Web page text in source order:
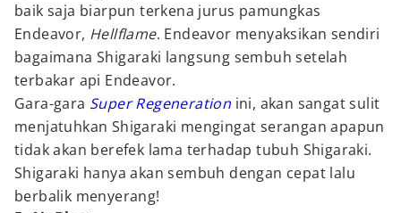
baik saja biarpun terkena jurus pamungkas
Endeavor, Hellflame. Endeavor menyaksikan sendiri
bagaimana Shigaraki langsung sembuh setelah
terbakar api Endeavor.
Gara-gara Super Regeneration ini, akan sangat sulit
menjatuhkan Shigaraki mengingat serangan apapun
tidak akan berefek lama terhadap tubuh Shigaraki.
Shigaraki hanya akan sembuh dengan cepat lalu
berbalik menyerang!